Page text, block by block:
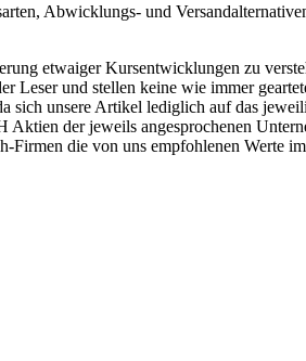
Abwicklungs- und
etwaiger Kursentwicklungen zu
Leser und stellen keine wie immer
sich unsere Artikel lediglich auf das
der jeweils angesprochenen
Firmen die von uns empfohlenen Werte